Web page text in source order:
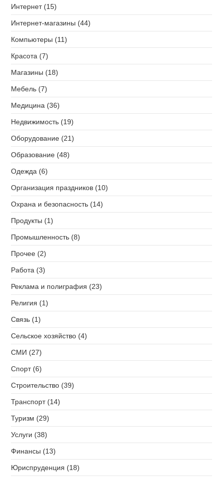
Интернет (15)
Интернет-магазины (44)
Компьютеры (11)
Красота (7)
Магазины (18)
Мебель (7)
Медицина (36)
Недвижимость (19)
Оборудование (21)
Образование (48)
Одежда (6)
Организация праздников (10)
Охрана и безопасность (14)
Продукты (1)
Промышленность (8)
Прочее (2)
Работа (3)
Реклама и полиграфия (23)
Религия (1)
Связь (1)
Сельское хозяйство (4)
СМИ (27)
Спорт (6)
Строительство (39)
Транспорт (14)
Туризм (29)
Услуги (38)
Финансы (13)
Юриспруденция (18)